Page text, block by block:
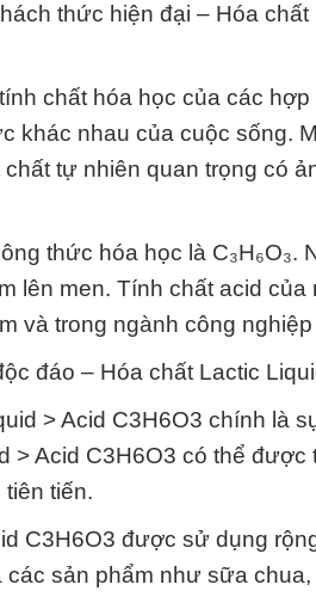
thức hiện đại – Hóa chất
chất hóa học của các
khác nhau của cuộc sống.
tự nhiên quan trọng có
thức hóa học là
lên men. Tính chất acid của
và trong ngành công
đáo – Hóa chất Lactic
> Acid C3H6O3 chính là
> Acid C3H6O3 có thể
tiến.
C3H6O3 được sử dụng
sản phẩm như sữa